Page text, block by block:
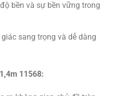
bền và sự bền vững trong
sang trọng và dễ dàng
11568: